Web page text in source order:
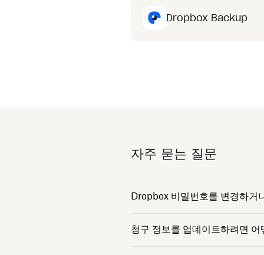
Dropbox Backup
자주 묻는 질문
Dropbox 비밀번호를 변경하거
청구 정보를 업데이트하려면